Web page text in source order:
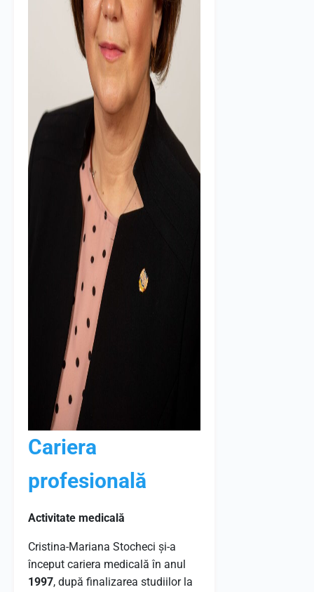
Cariera
profesională
Activitate medicală
Cristina-Mariana Stocheci și-a
început cariera medicală în anul
1997, după finalizarea studiilor la